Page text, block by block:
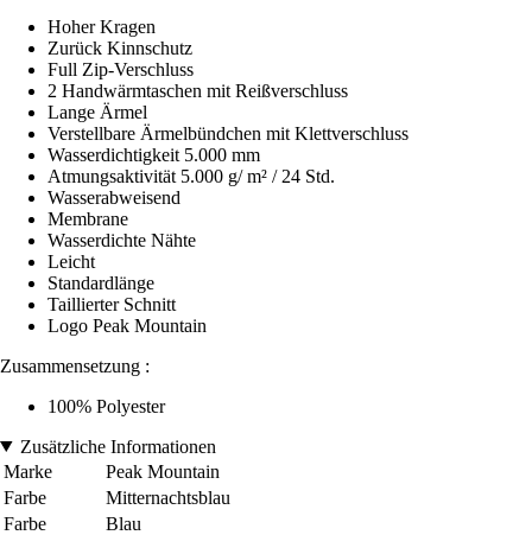
Hoher Kragen
Zurück Kinnschutz
Full Zip-Verschluss
2 Handwärmtaschen mit Reißverschluss
Lange Ärmel
Verstellbare Ärmelbündchen mit Klettverschluss
Wasserdichtigkeit 5.000 mm
Atmungsaktivität 5.000 g/ m² / 24 Std.
Wasserabweisend
Membrane
Wasserdichte Nähte
Leicht
Standardlänge
Taillierter Schnitt
Logo Peak Mountain
Zusammensetzung :
100% Polyester
Zusätzliche Informationen
Marke
Peak Mountain
Farbe
Mitternachtsblau
Farbe
Blau